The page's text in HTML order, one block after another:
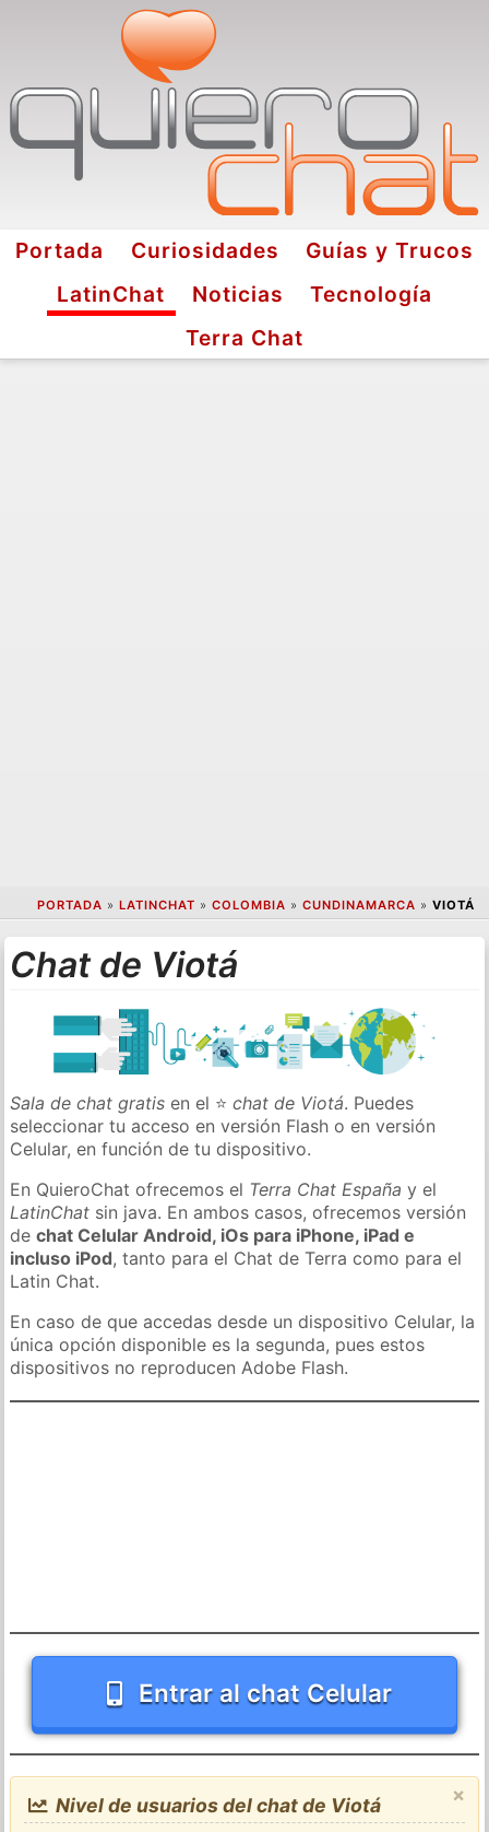
Portada Curiosidades
Guías y Trucos
LatinChat
Noticias
Tecnología
Terra Chat
PORTADA » LATINCHAT » COLOMBIA » CUNDINAMARCA » VIOTÁ
Chat de Viotá
Sala de chat gratis en el ⭐chat de Viotá. Puedes
seleccionar tu acceso en versión Flash o en versión
Celular, en función de tu dispositivo.
En QuieroChat ofrecemos el Terra Chat España y el
LatinChat sin java. En ambos casos, ofrecemos versión
dechat Celular Android, iOs para iPhone, iPad e
incluso iPod, tanto para el Chat de Terra como para el
Latin Chat.
En caso de que accedas desde un dispositivo Celular, la
única opción disponible es la segunda, pues estos
dispositivos no reproducen Adobe Flash.
Entrar al chat Celular
×
Nivel de usuarios del chat de Viotá